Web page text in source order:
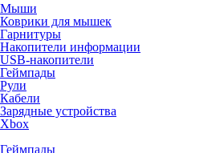
Мыши
Коврики для мышек
Гарнитуры
Накопители информации
USB-накопители
Геймпады
Рули
Кабели
Зарядные устройства
Xbox
Геймпады